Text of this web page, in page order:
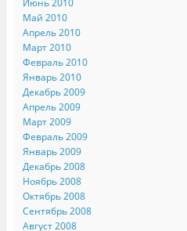
Май 2010
Апрель 2010
Март 2010
Февраль 2010
Январь 2010
Декабрь 2009
Апрель 2009
Март 2009
Февраль 2009
Январь 2009
Декабрь 2008
Ноябрь 2008
Октябрь 2008
Сентябрь 2008
Август 2008